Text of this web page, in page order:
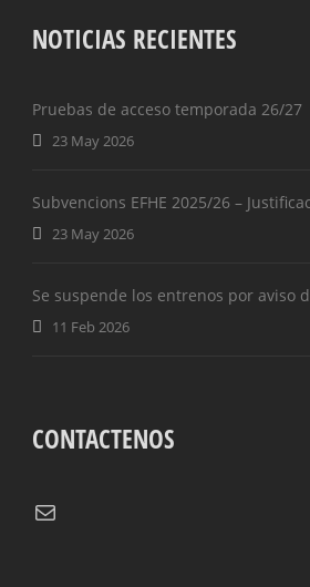
NOTICIAS RECIENTES
Pruebas de acceso temporada 26/27
23 May 2026
Subvencions EFHE 2025/26 –
23 May 2026
Se suspende los entrenos por aviso
11 Feb 2026
CONTACTENOS
Correo electrónico